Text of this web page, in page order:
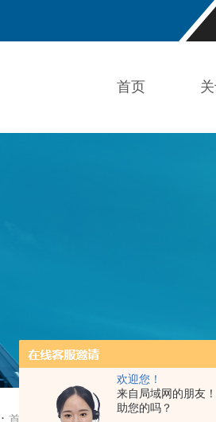
欢迎您！
来自局域网的朋友
助您的吗？
首页
首页 产品中心/